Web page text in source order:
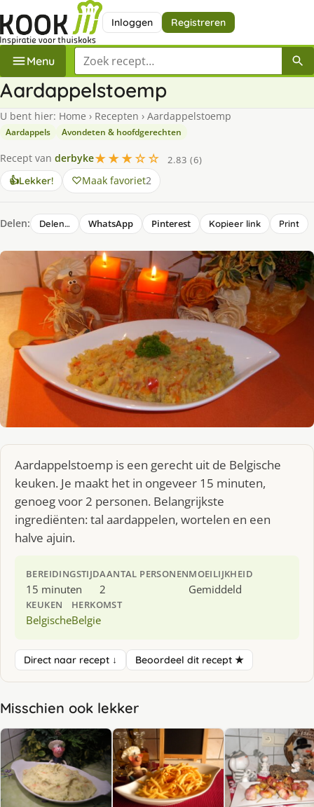
Inloggen Registreren
Menu Zoek een recept
Aardappelstoemp
U bent hier: Home › Recepten › Aardappelstoemp
Aardappels Avondeten & hoofdgerechten
Recept van derbyke★★★☆☆
2.83 (6)
👍Lekker! Maak favoriet2
Delen: Delen… WhatsApp Pinterest Kopieer link Print
Aardappelstoemp is een gerecht uit de Belgische
keuken. Je maakt het in ongeveer 15 minuten,
genoeg voor 2 personen. Belangrijkste
ingrediënten: tal aardappelen, wortelen en een
halve ajuin.
BEREIDINGSTIJD
15 minuten
AANTAL PERSONEN
2
MOEILIJKHEID
Gemiddeld
KEUKEN
Belgische
HERKOMST
Belgie
Direct naar recept ↓ Beoordeel dit recept ★
Misschien ook lekker